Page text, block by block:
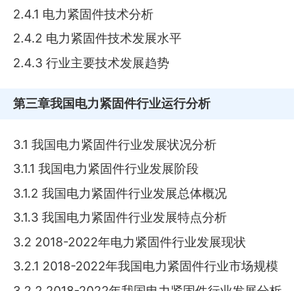
2.4.1 电力紧固件技术分析
2.4.2 电力紧固件技术发展水平
2.4.3 行业主要技术发展趋势
第三章我国电力紧固件行业运行分析
3.1 我国电力紧固件行业发展状况分析
3.1.1 我国电力紧固件行业发展阶段
3.1.2 我国电力紧固件行业发展总体概况
3.1.3 我国电力紧固件行业发展特点分析
3.2 2018-2022年电力紧固件行业发展现状
3.2.1 2018-2022年我国电力紧固件行业市场规模